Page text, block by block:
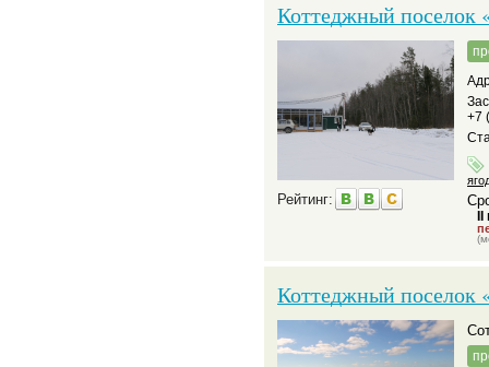
Коттеджный поселок
Рейтинг:
+7
Коттеджный поселок